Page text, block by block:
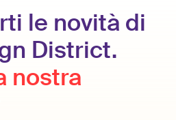
le novità di
District.
nostra